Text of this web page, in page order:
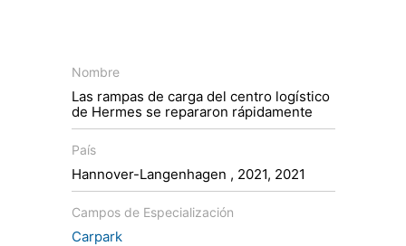
Nombre
Las rampas de carga del centro logístico
de Hermes se repararon rápidamente
País
Hannover-Langenhagen , 2021, 2021
Campos de Especialización
Carpark